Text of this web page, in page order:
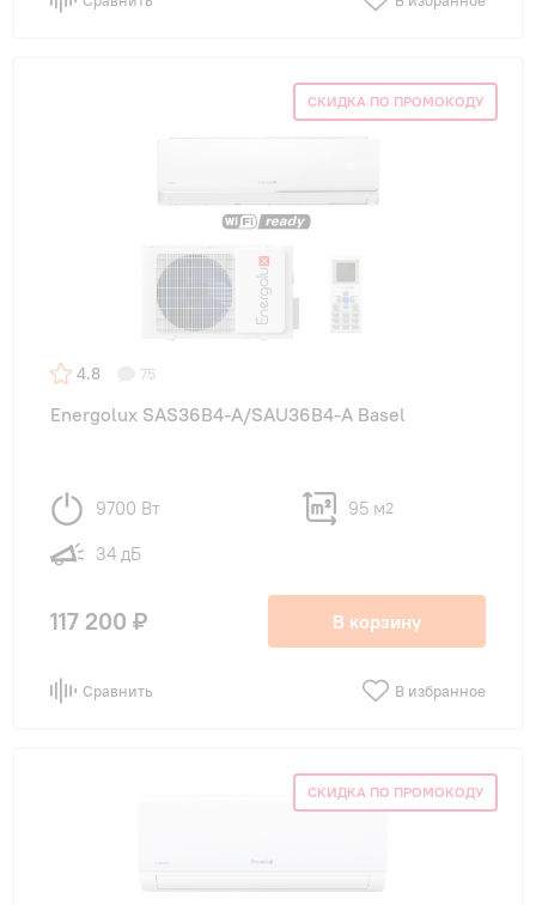
СКИДКА ПО ПРОМОКОДУ
4.8 75
Energolux SAS36B4-A/SAU36B4-A Basel
9700 Вт 95 м2
34 дБ
117 200 ₽ В корзину
Сравнить В избранное
СКИДКА ПО ПРОМОКОДУ